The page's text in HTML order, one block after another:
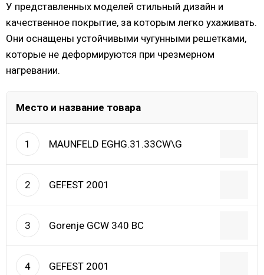
У представленных моделей стильный дизайн и
качественное покрытие, за которым легко ухаживать.
Они оснащены устойчивыми чугунными решетками,
которые не деформируются при чрезмерном
нагревании.
Место и название товара
1 MAUNFELD EGHG.31.33CW\G
2 GEFEST 2001
3 Gorenje GCW 340 BC
4 GEFEST 2001